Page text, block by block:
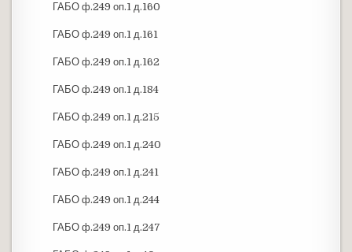
ГАБО ф.249 оп.1 д.160
ГАБО ф.249 оп.1 д.161
ГАБО ф.249 оп.1 д.162
ГАБО ф.249 оп.1 д.184
ГАБО ф.249 оп.1 д.215
ГАБО ф.249 оп.1 д.240
ГАБО ф.249 оп.1 д.241
ГАБО ф.249 оп.1 д.244
ГАБО ф.249 оп.1 д.247